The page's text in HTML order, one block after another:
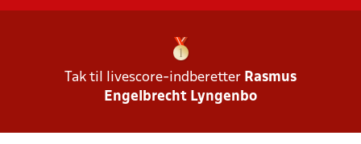
Tak til livescore-indberetter Rasmus
Engelbrecht Lyngenbo